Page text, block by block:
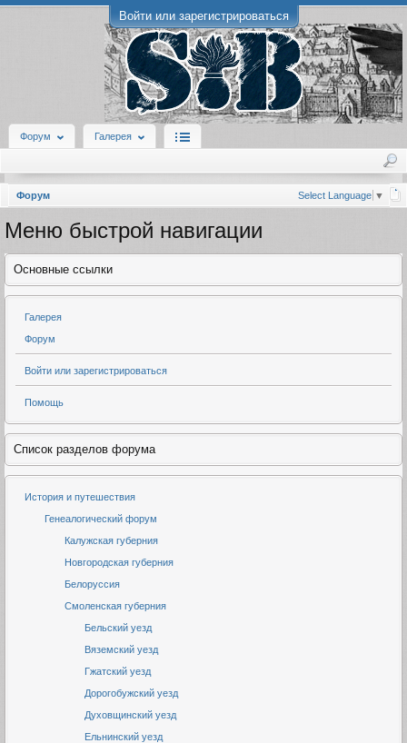
Войти или зарегистрироваться
Форум Галерея
Select Language ▼
Форум
Меню быстрой навигации
Основные ссылки
Галерея
Форум
Войти или зарегистрироваться
Помощь
Список разделов форума
История и путешествия
Генеалогический форум
Калужская губерния
Новгородская губерния
Белоруссия
Смоленская губерния
Бельский уезд
Вяземский уезд
Гжатский уезд
Дорогобужский уезд
Духовщинский уезд
Ельнинский уезд